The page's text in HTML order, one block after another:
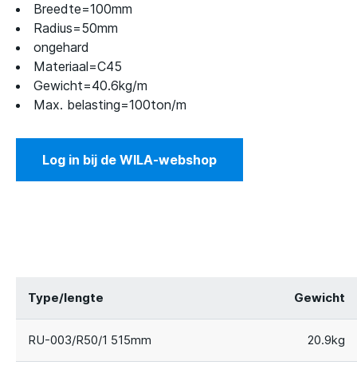
Breedte=100mm
Radius=50mm
ongehard
Materiaal=C45
Gewicht=40.6kg/m
Max. belasting=100ton/m
Log in bij de WILA-webshop
Type/lengte Gewicht
RU-003/R50/1 515mm 20.9kg